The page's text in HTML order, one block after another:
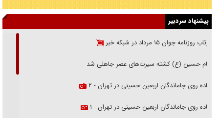
پیشنهاد سردبیر
بازتاب روزنامه جوان ۱۵ مرداد در شبکه خبر
امام حسین (ع) کشته سیرت‌های عصر جاهلی شد
پیاده روی جاماندگان اربعین حسینی در تهران - ۲
پیاده روی جاماندگان اربعین حسینی در تهران - ۱